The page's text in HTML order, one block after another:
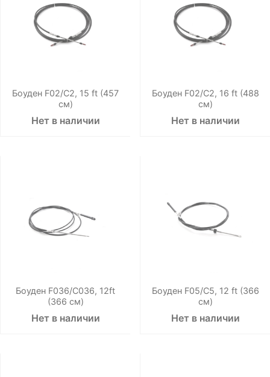
Боуден F02/C2, 15 ft (457
см)
Нет в наличии
Боуден F02/C2, 16 ft (488
см)
Нет в наличии
Боуден F036/C036, 12ft
(366 см)
Нет в наличии
Боуден F05/C5, 12 ft (366
см)
Нет в наличии